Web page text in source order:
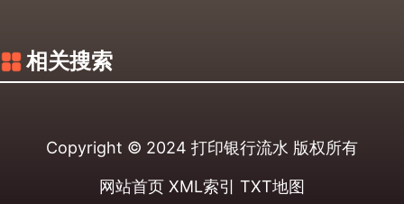
相关搜索
Copyright © 2024 打印银行流水 版权所有
网站首页 XML索引 TXT地图